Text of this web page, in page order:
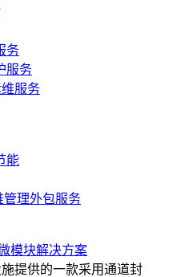
务
服务
服务
能
理外包服务
模块解决方案
提供的一款采用通道封